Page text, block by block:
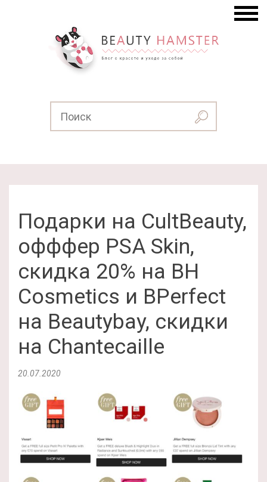
Подарки на CultBeauty,
офффер PSA Skin,
скидка 20% на BH
Cosmetics и BPerfect
на Beautybay, скидки
на Chantecaille
20.07.2020